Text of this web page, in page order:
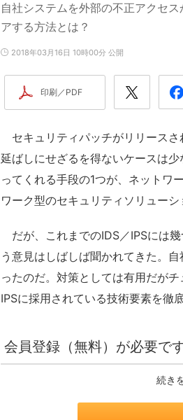
自社システムを外部の不正アクセ
アする方法とは？
2018年03月16日 10時00分 公開
印刷／PDF
セキュリティパッチがリリースさ
延ばしにせざるを得ないケースは
ってくれる手段の1つが、ネットワ
ワーク型のセキュリティソリュー
だが、これまでのIDS／IPSには
う意見はしばしば聞かれてきた。
ったのだ。対策としては有用だが
IPSに採用されている技術要素を徹
会員登録（無料）が必要で
続き